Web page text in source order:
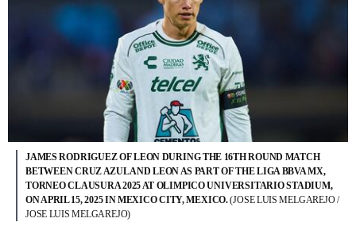
JAMES RODRIGUEZ OF LEON DURING THE 16TH ROUND MATCH
BETWEEN CRUZ AZUL AND LEON AS PART OF THE LIGA BBVA MX,
TORNEO CLAUSURA 2025 AT OLIMPICO UNIVERSITARIO STADIUM,
ON APRIL 15, 2025 IN MEXICO CITY, MEXICO.(JOSE LUIS MELGAREJO /
JOSE LUIS MELGAREJO)